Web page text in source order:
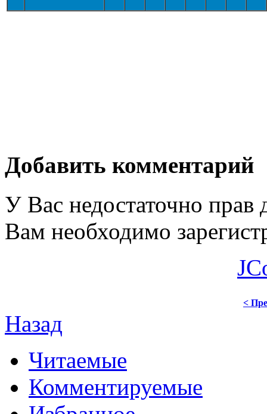
Добавить комментарий
У Вас недостаточно прав
Вам необходимо
<
Назад
Читаемые
Комментируемые